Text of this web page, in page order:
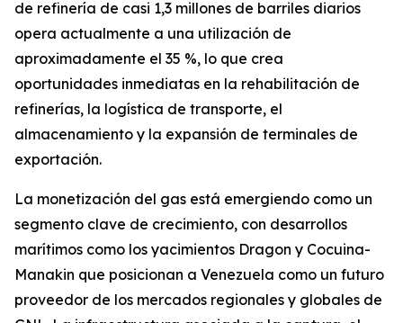
de refinería de casi 1,3 millones de barriles diarios
opera actualmente a una utilización de
aproximadamente el 35 %, lo que crea
oportunidades inmediatas en la rehabilitación de
refinerías, la logística de transporte, el
almacenamiento y la expansión de terminales de
exportación.
La monetización del gas está emergiendo como un
segmento clave de crecimiento, con desarrollos
marítimos como los yacimientos Dragon y Cocuina-
Manakin que posicionan a Venezuela como un futuro
proveedor de los mercados regionales y globales de